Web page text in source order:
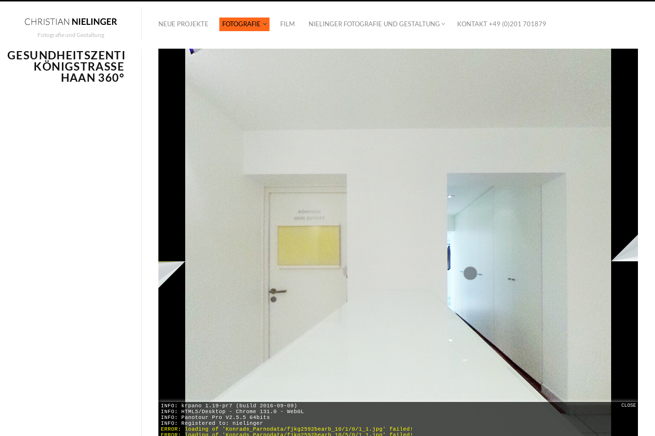
Fotografie und Gestaltung
NEUE PROJEKTE FOTOGRAFIE FILM NIELINGER FOTOGRAFIE UND GESTALTUNG KONTAKT +49 (0)201 701879
GESUNDHEITSZENTRUM
KÖNIGSTRASSE H
AAN 360°